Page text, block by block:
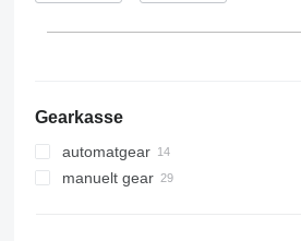
Gearkasse
automatgear
manuelt gear